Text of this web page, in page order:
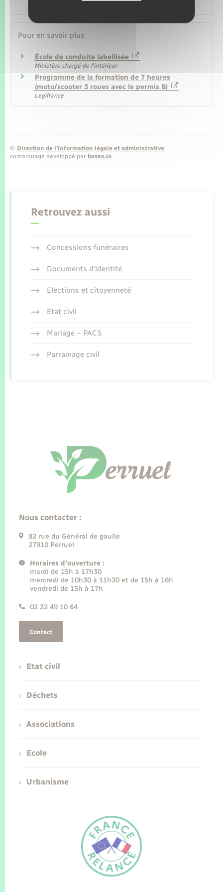
Pour en savoir plus
École de conduite labellisée
Ministère chargé de l'intérieur
Programme de la formation de 7 heures
(moto/scooter 3 roues avec le permis B)
Legifrance
© Direction de l’information légale et administrative
comarquage developpé par baseo.io
Retrouvez aussi
Concessions funéraires
Documents d’identité
Elections et citoyenneté
Etat civil
Mariage – PACS
Parrainage civil
Nous contacter :
82 rue du Général de gaulle
27910 Perruel
Horaires d'ouverture :
mardi de 15h à 17h30
mercredi de 10h30 à 11h30 et de 15h à 16h
vendredi de 15h à 17h
02 32 49 10 64
Contact
Etat civil
Déchets
Associations
Ecole
Urbanisme